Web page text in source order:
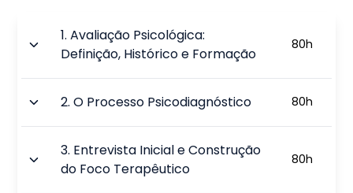
1.Avaliação Psicológica:
Definição, Histórico e Formação
80h
2.O Processo Psicodiagnóstico 80h
3. Entrevista Inicial e Construção
do Foco Terapêutico
80h